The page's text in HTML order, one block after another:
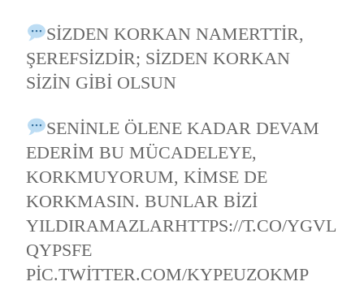
SIZDEN KORKAN NAMERTTIR,
ŞEREFSIZDIR; SIZDEN KORKAN
SIZIN GIBI OLSUN
SENINLE ÖLENE KADAR DEVAM
EDERIM BU MÜCADELEYE,
KORKMUYORUM, KIMSE DE
KORKMASIN. BUNLAR BIZI
YILDIRAMAZLARHTTPS://T.CO/YGVL
QYPSFE
PIC.TWITTER.COM/KYPEUZOKMP